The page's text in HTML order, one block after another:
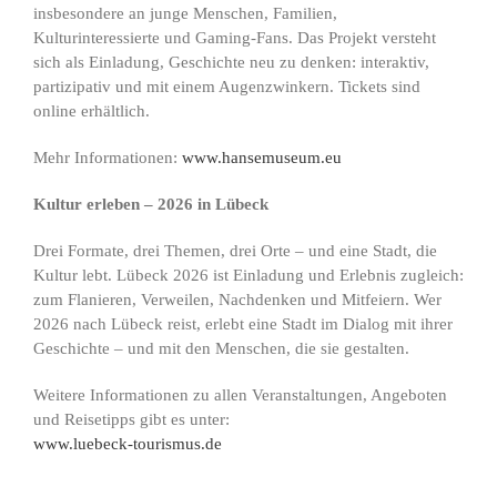
insbesondere an junge Menschen, Familien,
Kulturinteressierte und Gaming-Fans. Das Projekt versteht
sich als Einladung, Geschichte neu zu denken: interaktiv,
partizipativ und mit einem Augenzwinkern. Tickets sind
online erhältlich.
Mehr Informationen: www.hansemuseum.eu
Kultur erleben – 2026 in Lübeck
Drei Formate, drei Themen, drei Orte – und eine Stadt, die
Kultur lebt. Lübeck 2026 ist Einladung und Erlebnis zugleich:
zum Flanieren, Verweilen, Nachdenken und Mitfeiern. Wer
2026 nach Lübeck reist, erlebt eine Stadt im Dialog mit ihrer
Geschichte – und mit den Menschen, die sie gestalten.
Weitere Informationen zu allen Veranstaltungen, Angeboten
und Reisetipps gibt es unter:
www.luebeck-tourismus.de